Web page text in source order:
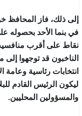
إلى ذلك، فاز المحافظ
نقاط على أقرب منافسيه
الناخبون قد توجهوا إلى
انتخابات رئاسية وعامة
ليكون الرئيس القادم
والمسؤولين المحليين.